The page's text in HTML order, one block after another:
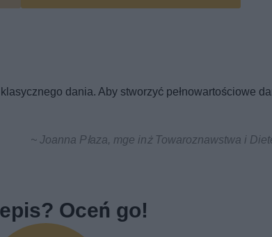
dania. Aby stworzyć pełnowartościowe
~ Joanna Płaza, mge inż Towaroznawstwa i
Oceń go!